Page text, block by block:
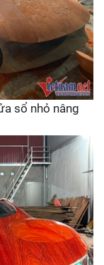
sổ nhỏ nâng